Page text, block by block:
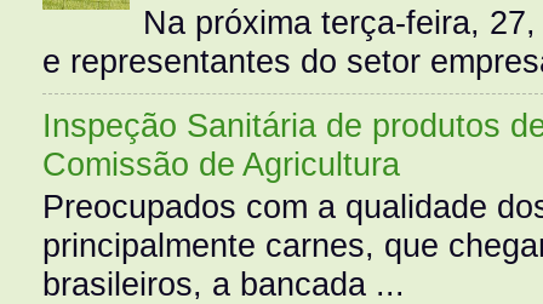
Na próxima terça-feira,
e representantes do setor
Inspeção Sanitária de produtos
Comissão de Agricultura
Preocupados com a qualidade
principalmente carnes, que
brasileiros, a bancada ...